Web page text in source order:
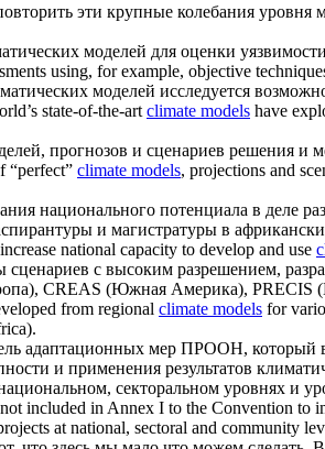
эти крупные колебания уровня
моделей для оценки
using, for example, objective
моделей исследуется
state-of-the-art climate models have
, прогнозов и сценариев решения и
“perfect” climate models, projections and
национального потенциала в деле
и магистратуры в
national capacity to develop and use
с высоким разрешением,
CREAS (Южная Америка),
from regional climate models for
адаптационных мер ПРООН, который
и применения результатов
секторальном уровнях и
included in Annex I to the Convention to
at national, sectoral and community